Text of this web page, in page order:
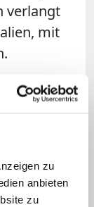
zu
anbieten
zu
verlangt
mit
des